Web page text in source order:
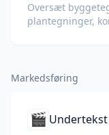
Oversæt
plantegninger,
Markedsføring
🎬 Undertekst